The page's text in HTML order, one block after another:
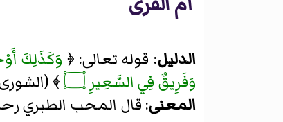
الدليل: قوله تعالى: ﴿ وَكَذَلِكَ
وَفَرِيقٌ فِي السَّعِيرِ ۝
﴾
المعنى: قال المحب الطبري